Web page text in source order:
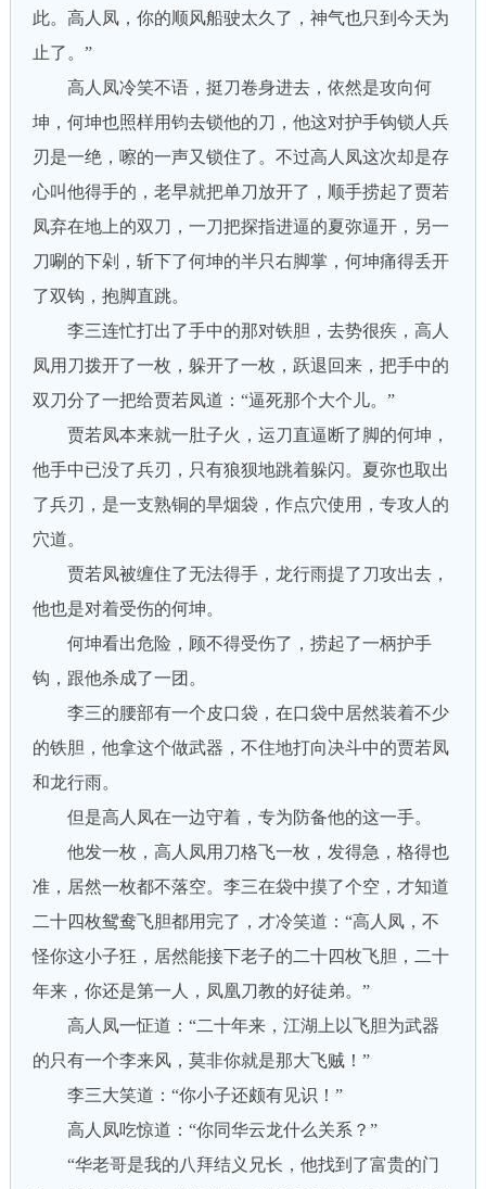
此。高人凤，你的顺风船驶太久了，神气也只到今天为
止了。”
高人凤冷笑不语，挺刀卷身进去，依然是攻向何
坤，何坤也照样用钧去锁他的刀，他这对护手钩锁人兵
刃是一绝，嚓的一声又锁住了。不过高人凤这次却是存
心叫他得手的，老早就把单刀放开了，顺手捞起了贾若
凤弃在地上的双刀，一刀把探指进逼的夏弥逼开，另一
刀唰的下剁，斩下了何坤的半只右脚掌，何坤痛得丢开
了双钩，抱脚直跳。
李三连忙打出了手中的那对铁胆，去势很疾，高人
凤用刀拨开了一枚，躲开了一枚，跃退回来，把手中的
双刀分了一把给贾若凤道：“逼死那个大个儿。”
贾若凤本来就一肚子火，运刀直逼断了脚的何坤，
他手中已没了兵刃，只有狼狈地跳着躲闪。夏弥也取出
了兵刃，是一支熟铜的旱烟袋，作点穴使用，专攻人的
穴道。
贾若凤被缠住了无法得手，龙行雨提了刀攻出去，
他也是对着受伤的何坤。
何坤看出危险，顾不得受伤了，捞起了一柄护手
钩，跟他杀成了一团。
李三的腰部有一个皮口袋，在口袋中居然装着不少
的铁胆，他拿这个做武器，不住地打向决斗中的贾若凤
和龙行雨。
但是高人凤在一边守着，专为防备他的这一手。
他发一枚，高人凤用刀格飞一枚，发得急，格得也
准，居然一枚都不落空。李三在袋中摸了个空，才知道
二十四枚鸳鸯飞胆都用完了，才冷笑道：“高人凤，不
怪你这小子狂，居然能接下老子的二十四枚飞胆，二十
年来，你还是第一人，凤凰刀教的好徒弟。”
高人凤一怔道：“二十年来，江湖上以飞胆为武器
的只有一个李来风，莫非你就是那大飞贼！”
李三大笑道：“你小子还颇有见识！”
高人凤吃惊道：“你同华云龙什么关系？”
“华老哥是我的八拜结义兄长，他找到了富贵的门